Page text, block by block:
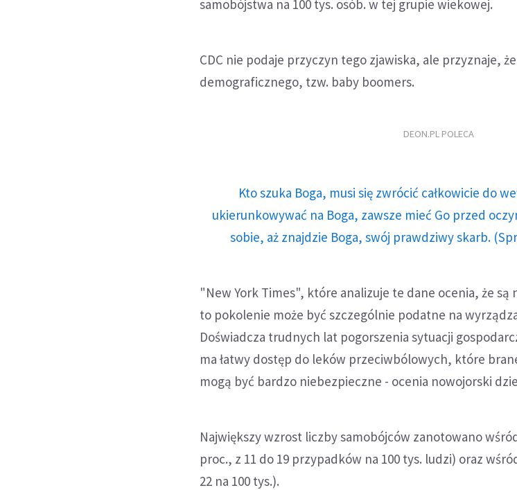
samobójstwa na 100 tys. osób. w tej grupie wiekowej.
CDC nie podaje przyczyn tego zjawiska, ale przyznaje,
demograficznego, tzw. baby boomers.
DEON.PL POLECA
Kto szuka Boga, musi się zwrócić całkowicie do
ukierunkowywać na Boga, zawsze mieć Go przed
sobie, aż znajdzie Boga, swój prawdziwy skarb.
"New York Times", które analizuje te dane ocenia, że są
to pokolenie może być szczególnie podatne na
Doświadcza trudnych lat pogorszenia sytuacji
ma łatwy dostęp do leków przeciwbólowych, które
mogą być bardzo niebezpieczne - ocenia nowojorski
Największy wzrost liczby samobójców zanotowano
proc., z 11 do 19 przypadków na 100 tys. ludzi) oraz
22 na 100 tys.).